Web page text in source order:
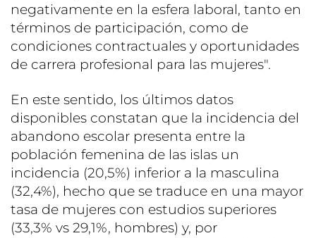
negativamente en la esfera laboral, tanto en
términos de participación, como de
condiciones contractuales y oportunidades
de carrera profesional para las mujeres".
En este sentido, los últimos datos
disponibles constatan que la incidencia del
abandono escolar presenta entre la
población femenina de las islas un
incidencia (20,5%) inferior a la masculina
(32,4%), hecho que se traduce en una mayor
tasa de mujeres con estudios superiores
(33,3% vs 29,1%, hombres) y, por